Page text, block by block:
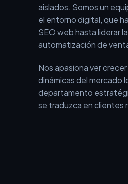
Quiénes Somos
En BEOFFON no
aislados. Somos un
el entorno digital, que
SEO web hasta liderar
automatización de
Nos apasiona ver
dinámicas del mercado